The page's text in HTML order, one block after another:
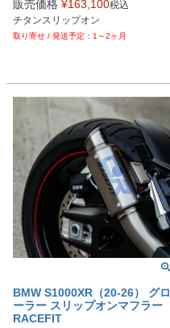
M型番：094882 087117
EU型番：rem_094882_087117
販売価格 ¥163,100税込
チタンスリップオン
1～2ヶ月
BMW S1000XR（20-26） グロ
ーラー スリップオンマフラー
RACEFIT